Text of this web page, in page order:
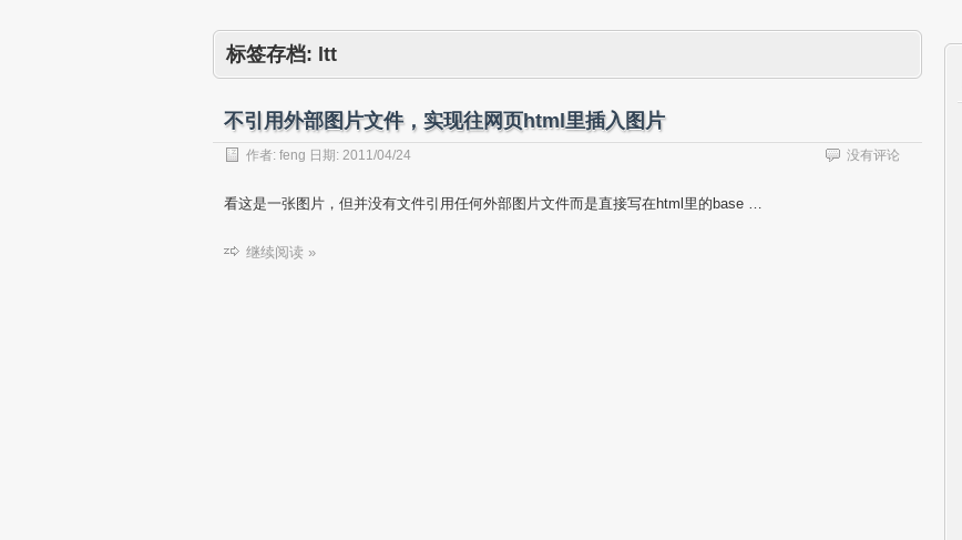
标签存档: ltt
不引用外部图片文件，实现往网页html里插入图片
作者: feng 日期: 2011/04/24 没有评论
看这是一张图片，但并没有文件引用任何外部图片文件而是直接写在html里的base …
继续阅读 »